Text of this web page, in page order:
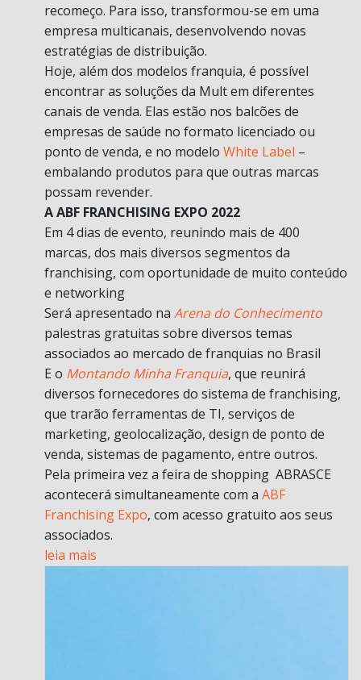
recomeço. Para isso, transformou-se em uma
empresa multicanais, desenvolvendo novas
estratégias de distribuição.
Hoje, além dos modelos franquia, é possível
encontrar as soluções da Mult em diferentes
canais de venda. Elas estão nos balcões de
empresas de saúde no formato licenciado ou
ponto de venda, e no modelo White Label –
embalando produtos para que outras marcas
possam revender.
A ABF FRANCHISING EXPO 2022
Em 4 dias de evento, reunindo mais de 400
marcas, dos mais diversos segmentos da
franchising, com oportunidade de muito conteúdo
e networking
Será apresentado na Arena do Conhecimento
palestras gratuitas sobre diversos temas
associados ao mercado de franquias no Brasil
E o Montando Minha Franquia, que reunirá
diversos fornecedores do sistema de franchising,
que trarão ferramentas de TI, serviços de
marketing, geolocalização, design de ponto de
venda, sistemas de pagamento, entre outros.
Pela primeira vez a feira de shopping ABRASCE
acontecerá simultaneamente com a ABF
Franchising Expo, com acesso gratuito aos seus
associados.
leia mais